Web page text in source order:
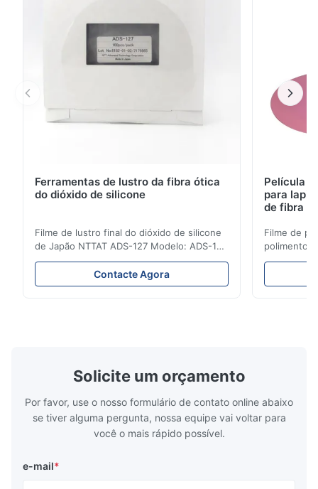
Ferramentas de lustro da fibra ótica
do dióxido de silicone
Filme de lustro final do dióxido de silicone
de Japão NTTAT ADS-127 Modelo: ADS-127
Lugar de origem: Japão Detalhe rápido
●partículas Uniforme-pulverizadas em
superfície revestida ●Bons intensidade &
Contacte Agora
Película
para
de fibra
Filme de
polimento
cord/cabo
Dispersão
Solicite um orçamento
Por favor, use o nosso formulário de contato online abaixo
se tiver alguma pergunta, nossa equipe vai voltar para
você o mais rápido possível.
e-mail*